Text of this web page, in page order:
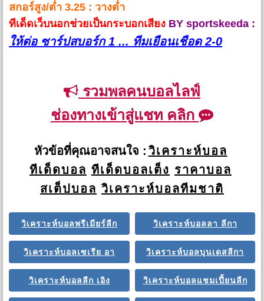
สกอร์สูง/ต่ำ 3.25 : วางต่ำ
ทีเด็ดเว็บนอกช่วยเป็นกระบอกเสียง BY sportskeeda :
ให้ต่อ ซาร์ปสบอร์ก 1 ... ทีมเยือนเชือด 2-0
รวมพลคนบอลไลฟ์
ช่องทางเข้าสู่แชท คลิก
หัวข้อที่คุณอาจสนใจ : วิเคราะห์บอล
ทีเด็ดบอล ทีเด็ดบอลเต็ง ราคาบอล
สเต็ปบอล วิเคราะห์บอลทีมชาติ
วิเคราะห์บอลพรีเมียร์ลีก วิเคราะห์บอลลา ลีกา
วิเคราะห์บอลเซเรีย อา วิเคราะห์บอลบุนเดสลีกา
วิเคราะห์บอลลีก เอิง วิเคราะห์บอลแชมเปี้ยนลีก